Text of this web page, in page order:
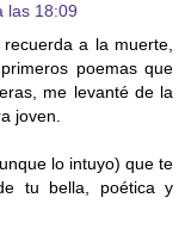
las 18:09
a la muerte,
poemas que
me levanté de la
joven.
lo intuyo) que te
tu bella, poética y